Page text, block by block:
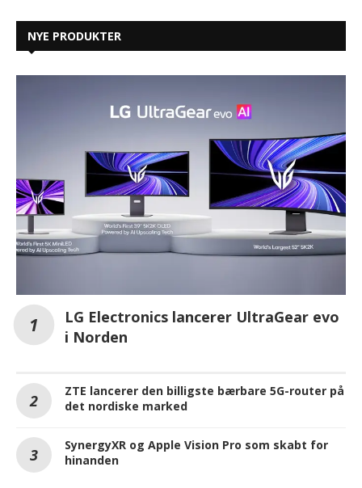
NYE PRODUKTER
LG Electronics lancerer UltraGear evo
i Norden
ZTE lancerer den billigste bærbare 5G-router på
det nordiske marked
SynergyXR og Apple Vision Pro som skabt for
hinanden